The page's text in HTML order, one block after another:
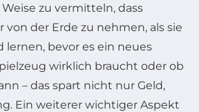
zu vermitteln, dass
der Erde zu nehmen, als sie
lernen, bevor es ein neues
wirklich braucht oder ob
– das spart nicht nur Geld,
Ein weiterer wichtiger Aspekt